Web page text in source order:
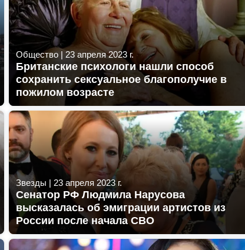
Общество | 23 апреля 2023 г.
Британские психологи нашли способ
сохранить сексуальное благополучие в
пожилом возрасте
Звезды | 23 апреля 2023 г.
Сенатор РФ Людмила Нарусова
высказалась об эмиграции артистов из
России после начала СВО